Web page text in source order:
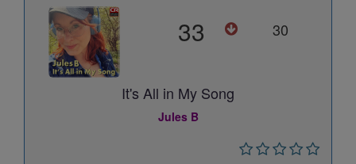
33 30
It's All in My Song
Jules B